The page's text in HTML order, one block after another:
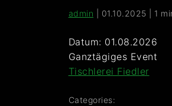
admin 01.10.2025 1
Datum: 01.08.2026
Ganztägiges Event
Tischlerei Fiedler
Categories: